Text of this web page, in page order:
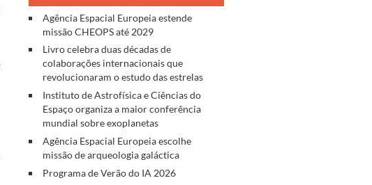
Agência Espacial Europeia estende
missão CHEOPS até 2029
Livro celebra duas décadas de
colaborações internacionais que
revolucionaram o estudo das estrelas
Instituto de Astrofísica e Ciências do
Espaço organiza a maior conferência
mundial sobre exoplanetas
Agência Espacial Europeia escolhe
missão de arqueologia galáctica
Programa de Verão do IA 2026